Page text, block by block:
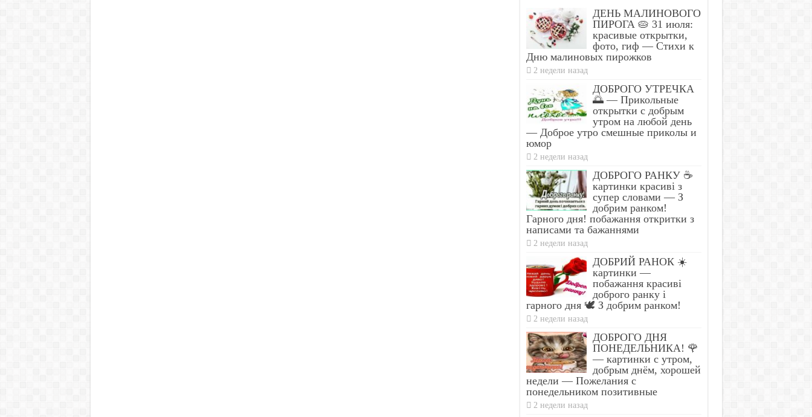
ДЕНЬ МАЛИНОВОГО
ПИРОГА 🥧 31 июля:
красивые открытки,
фото, гиф — Стихи к
Дню малиновых пирожков
2 недели назад
ДОБРОГО УТРЕЧКА
🌅 — Прикольные
открытки с добрым
утром на любой день
— Доброе утро смешные приколы и
юмор
2 недели назад
ДОБРОГО РАНКУ ☕
картинки красиві з
супер словами — З
добрим ранком!
Гарного дня! побажання откритки з
написами та бажаннями
2 недели назад
ДОБРИЙ РАНОК ☀️
картинки —
побажання красиві
доброго ранку і
гарного дня 🕊️ З добрим ранком!
2 недели назад
ДОБРОГО ДНЯ
ПОНЕДЕЛЬНИКА! 🌹
— картинки с утром,
добрым днём, хорошей
недели — Пожелания с
понедельником позитивные
2 недели назад